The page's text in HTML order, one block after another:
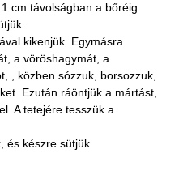
cm távolságban a bőréig
kikenjük. Egymásra
a vöröshagymát, a
, közben sózzuk, borsozzuk,
Ezután ráöntjük a mártást,
A tetejére tesszük a
és készre sütjük.